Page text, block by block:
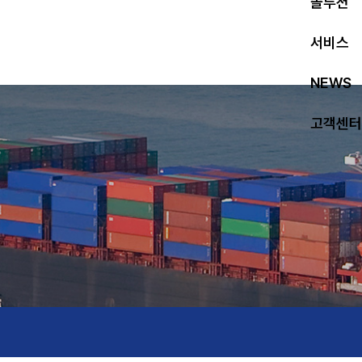
서비스
NEWS
고객센터